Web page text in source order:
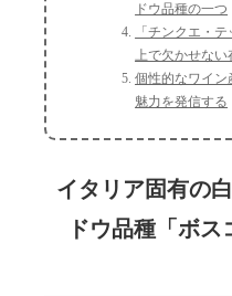
ドウ品種の一つ
「チンクエ・
上で欠かせない
個性的なワイン
魅力を発信する
イタリア固有の
ドウ品種「ボス